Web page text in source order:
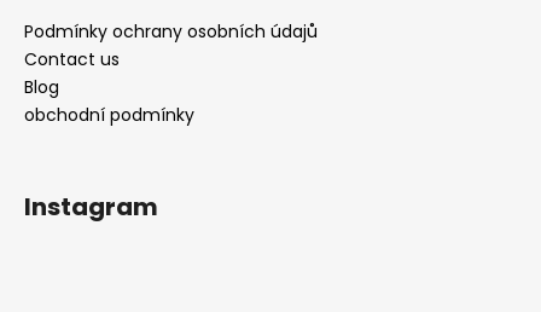
Podmínky ochrany osobních údajů
Contact us
Blog
obchodní podmínky
Instagram